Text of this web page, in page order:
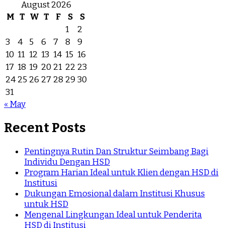
August 2026
M T W T F S
S
1
2
3
4 5 6 7 8
9
10 11 12 13 14 15 16
17 18 19 20 21 22 23
24 25 26 27 28 29 30
31
« May
Recent Posts
Pentingnya Rutin Dan Struktur Seimbang Bagi
Individu Dengan HSD
Program Harian Ideal untuk Klien dengan HSD di
Institusi
Dukungan Emosional dalam Institusi Khusus
untuk HSD
Mengenal Lingkungan Ideal untuk Penderita
HSD di Institusi